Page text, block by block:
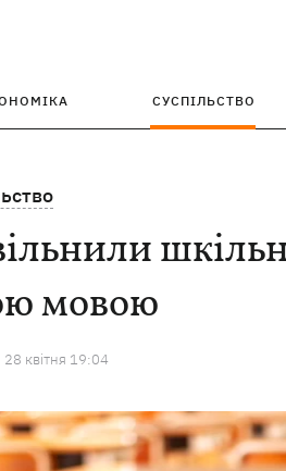
СУСПІЛЬСТВО
мовою
28 квiтня 19:04